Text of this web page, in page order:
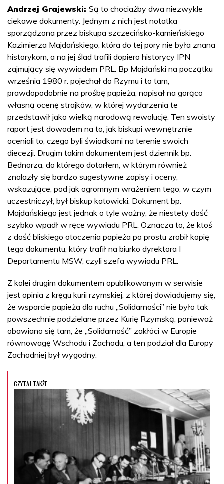
Andrzej Grajewski: Są to chociażby dwa niezwykle
ciekawe dokumenty. Jednym z nich jest notatka
sporządzona przez biskupa szczecińsko-kamieńskiego
Kazimierza Majdańskiego, która do tej pory nie była znana
historykom, a na jej ślad trafili dopiero historycy IPN
zajmujący się wywiadem PRL. Bp Majdański na początku
września 1980 r. pojechał do Rzymu i to tam,
prawdopodobnie na prośbę papieża, napisał na gorąco
własną ocenę strajków, w której wydarzenia te
przedstawił jako wielką narodową rewolucję. Ten swoisty
raport jest dowodem na to, jak biskupi wewnętrznie
oceniali to, czego byli świadkami na terenie swoich
diecezji. Drugim takim dokumentem jest dziennik bp.
Bednorza, do którego dotarłem, w którym również
znalazły się bardzo sugestywne zapisy i oceny,
wskazujące, pod jak ogromnym wrażeniem tego, w czym
uczestniczył, był biskup katowicki. Dokument bp.
Majdańskiego jest jednak o tyle ważny, że niestety dość
szybko wpadł w ręce wywiadu PRL. Oznacza to, że ktoś
z dość bliskiego otoczenia papieża po prostu zrobił kopię
tego dokumentu, który trafił na biurko dyrektora I
Departamentu MSW, czyli szefa wywiadu PRL.
Z kolei drugim dokumentem opublikowanym w serwisie
jest opinia z kręgu kurii rzymskiej, z której dowiadujemy się,
że wsparcie papieża dla ruchu „Solidarności” nie było tak
powszechnie podzielane przez Kurię Rzymską, ponieważ
obawiano się tam, że „Solidarność” zakłóci w Europie
równowagę Wschodu i Zachodu, a ten podział dla Europy
Zachodniej był wygodny.
CZYTAJ TAKŻE